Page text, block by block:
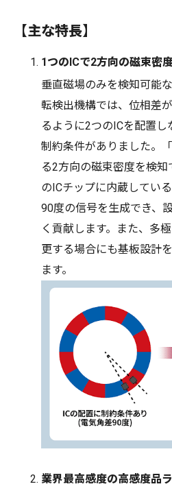
【主な特長】
1つのICで2方向の磁束密
垂直磁場のみを検知可能
転検出機構では、位相差
るように2つのICを配置
制約条件がありました。
る2方向の磁束密度を検
のICチップに内蔵してい
90度の信号を生成でき、
く貢献します。また、多
更する場合にも基板設計
ます。
業界最高感度の高感度品